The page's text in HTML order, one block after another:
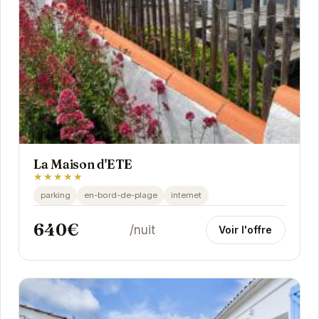
La Maison d'ETE
★★★★★
parking en-bord-de-plage internet
640€ /nuit Voir l'offre